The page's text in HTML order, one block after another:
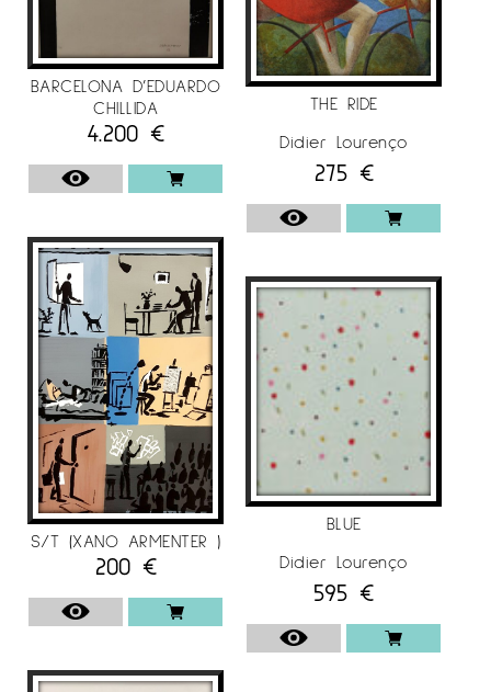
BARCELONA D’EDUARDO
CHILLIDA
4.200 €
S/T (XANO ARMENTER )
200 €
THE RIDE
Didier Lourenço
275 €
BLUE
Didier Lourenço
595 €